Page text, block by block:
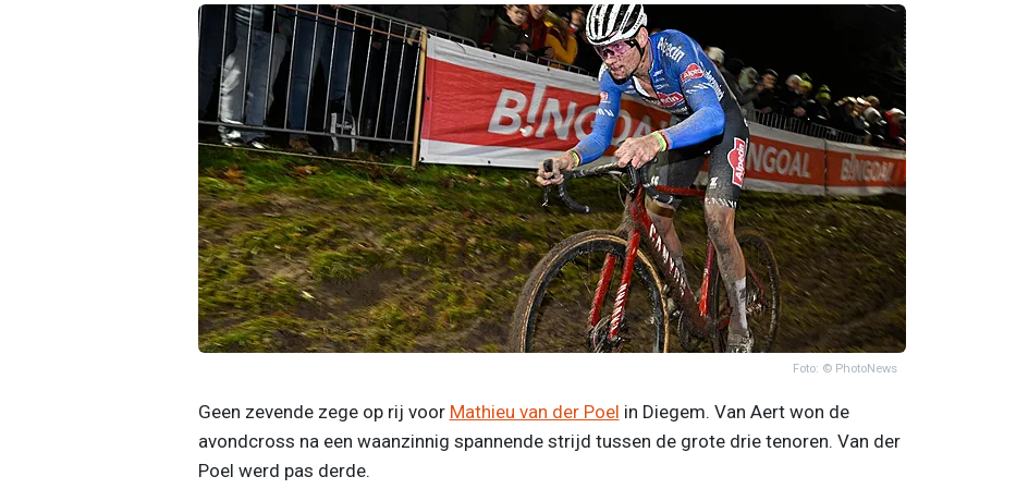
Foto: © PhotoNews
Geen zevende zege op rij voor Mathieu van der Poel in Diegem. Van Aert won de
avondcross na een waanzinnig spannende strijd tussen de grote drie tenoren. Van der
Poel werd pas derde.